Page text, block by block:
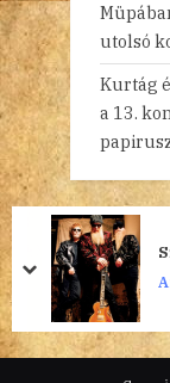
utolsó
Kurtág
a 13.
prev
next